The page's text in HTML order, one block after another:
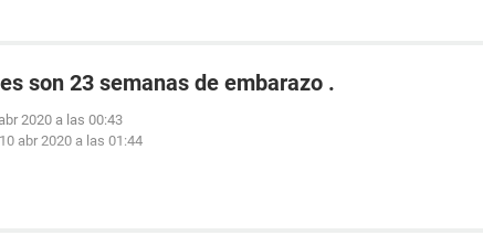
son 23 semanas de embarazo .
2020 a las 00:43
10 abr 2020 a las 01:44